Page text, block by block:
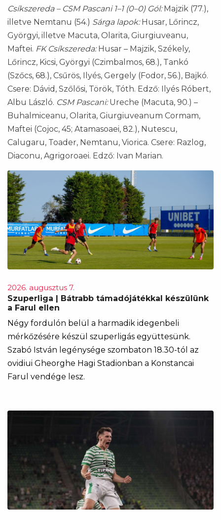
Csíkszereda – CSM Pascani 1–1 (0–0) Gól:Majzik (77.),
illetve Nemtanu (54.) Sárga lapok:Husar, Lőrincz,
Györgyi, illetve Macuta, Olarita, Giurgiuveanu,
Maftei. FK Csíkszereda:Husar – Majzik, Székely,
Lőrincz, Kicsi, Györgyi (Czimbalmos, 68.), Tankó
(Szőcs, 68.), Csűrös, Ilyés, Gergely (Fodor, 56.), Bajkó.
Csere: Dávid, Szőlősi, Török, Tóth. Edző: Ilyés Róbert,
Albu László. CSM Pascani:Ureche (Macuta, 90.) –
Buhalmiceanu, Olarita, Giurgiuveanum Cormam,
Maftei (Cojoc, 45; Atamasoaei, 82.), Nutescu,
Calugaru, Toader, Nemtanu, Viorica. Csere: Razlog,
Diaconu, Agrigoroaei. Edző: Ivan Marian.
2026. augusztus 7.
Szuperliga | Bátrabb támadójátékkal készülünk
a Farul ellen
Négy fordulón belül a harmadik idegenbeli
mérkőzésére készül szuperligás együttesünk.
Szabó István legénysége szombaton 18.30-tól az
ovidiui Gheorghe Hagi Stadionban a Konstancai
Farul vendége lesz.